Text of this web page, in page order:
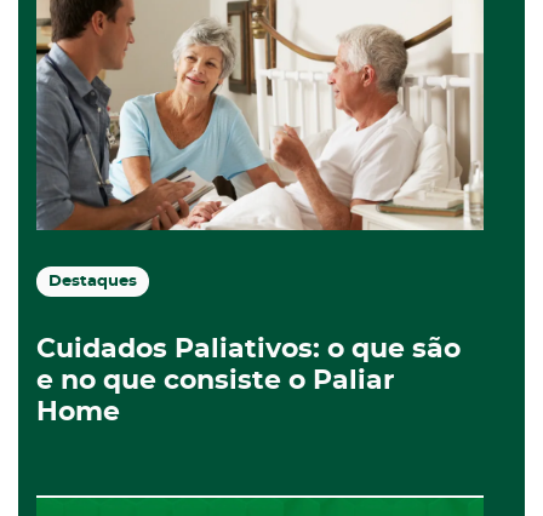
Destaques
Cuidados Paliativos: o que são
e no que consiste o Paliar
Home